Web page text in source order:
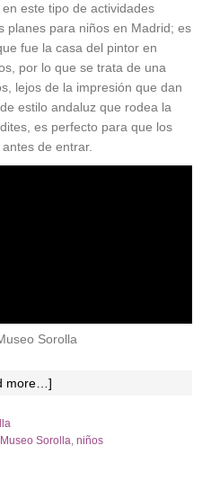
este tipo de actividades
planes para niños en Madrid; es
fue la casa del pintor en
por lo que se trata de una
lejos de la impresión que dan
estilo andaluz que rodea la
es perfecto para que los
de entrar.
Sorolla
more…]
Museo Sorolla,niños